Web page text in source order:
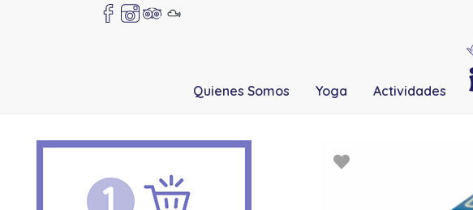
Quienes Somos Yoga Actividades